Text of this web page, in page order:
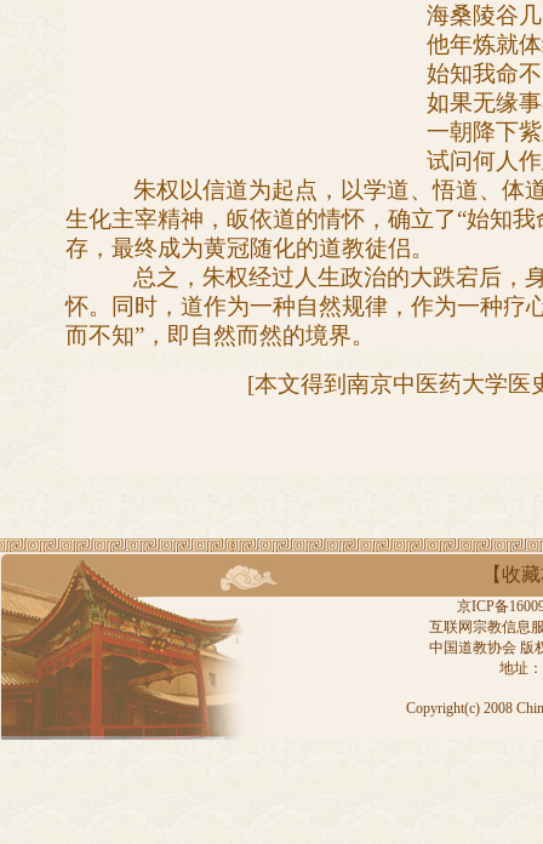
海桑陵谷
他年炼就
始知我命
如果无缘
一朝降下
试问何人
朱权以信道为起点，以学道、悟道、体
生化主宰精神，皈依道的情怀，确立了“始知
存，最终成为黄冠随化的道教徒侣。
总之，朱权经过人生政治的大跌宕后，
怀。同时，道作为一种自然规律，作为一种疗
而不知”，即自然而然的境界。
[本文得到南京中医药大学医